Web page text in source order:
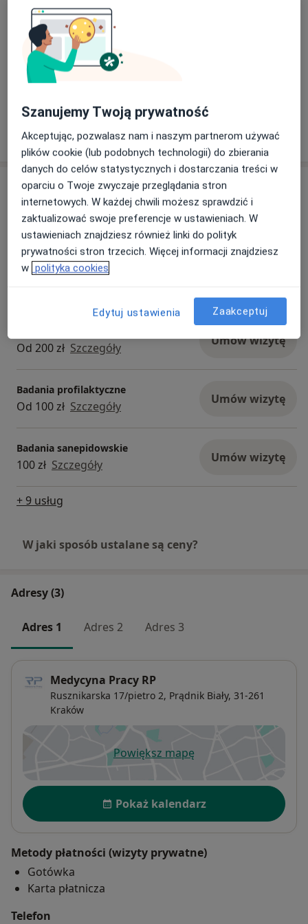
Pokaż więcejo doświadczeniu
Usługi i ceny
Konsultacja internistyczna
Od 250 zł Szczegóły Umów wizytę
Konsultacja neurologiczna
Od 200 zł Szczegóły Umów wizytę
Badania profilaktyczne
Od 100 zł Szczegóły Umów wizytę
Badania sanepidowskie
100 zł Szczegóły Umów wizytę
+ 9 usług
W jaki sposób ustalane są ceny?
Adresy (3)
Adres 1 Adres 2 Adres 3
Medycyna Pracy RP
Rusznikarska 17/pietro 2, Prądnik Biały, 31-261
Kraków
Powiększ mapęotwiera się w nowej karcie
Dostępność
Pokaż kalendarz
Metody płatności (wizyty prywatne)
Gotówka
Karta płatnicza
Telefon
Szanujemy Twoją prywatność
Akceptując, pozwalasz nam i naszym partnerom używać
plików cookie (lub podobnych technologii) do zbierania
danych do celów statystycznych i dostarczania treści w
oparciu o Twoje zwyczaje przeglądania stron
internetowych. W każdej chwili możesz sprawdzić i
zaktualizować swoje preferencje w ustawieniach. W
ustawieniach znajdziesz również linki do polityk
prywatności stron trzecich. Więcej informacji znajdziesz
w polityka cookies
Edytuj ustawienia Zaakceptuj